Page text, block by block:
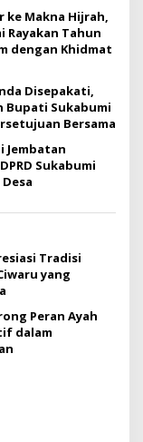
ke Makna Hijrah,
Rayakan Tahun
dengan Khidmat
Disepakati,
Bupati Sukabumi
Bersama
Jembatan
Sukabumi
Desa
Tradisi
yang
Peran Ayah
dalam